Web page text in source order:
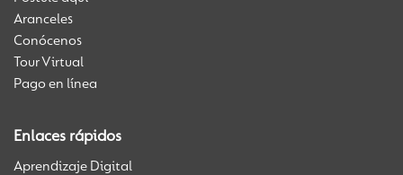
Aranceles
Conócenos
Tour Virtual
Pago en línea
Enlaces rápidos
Aprendizaje Digital